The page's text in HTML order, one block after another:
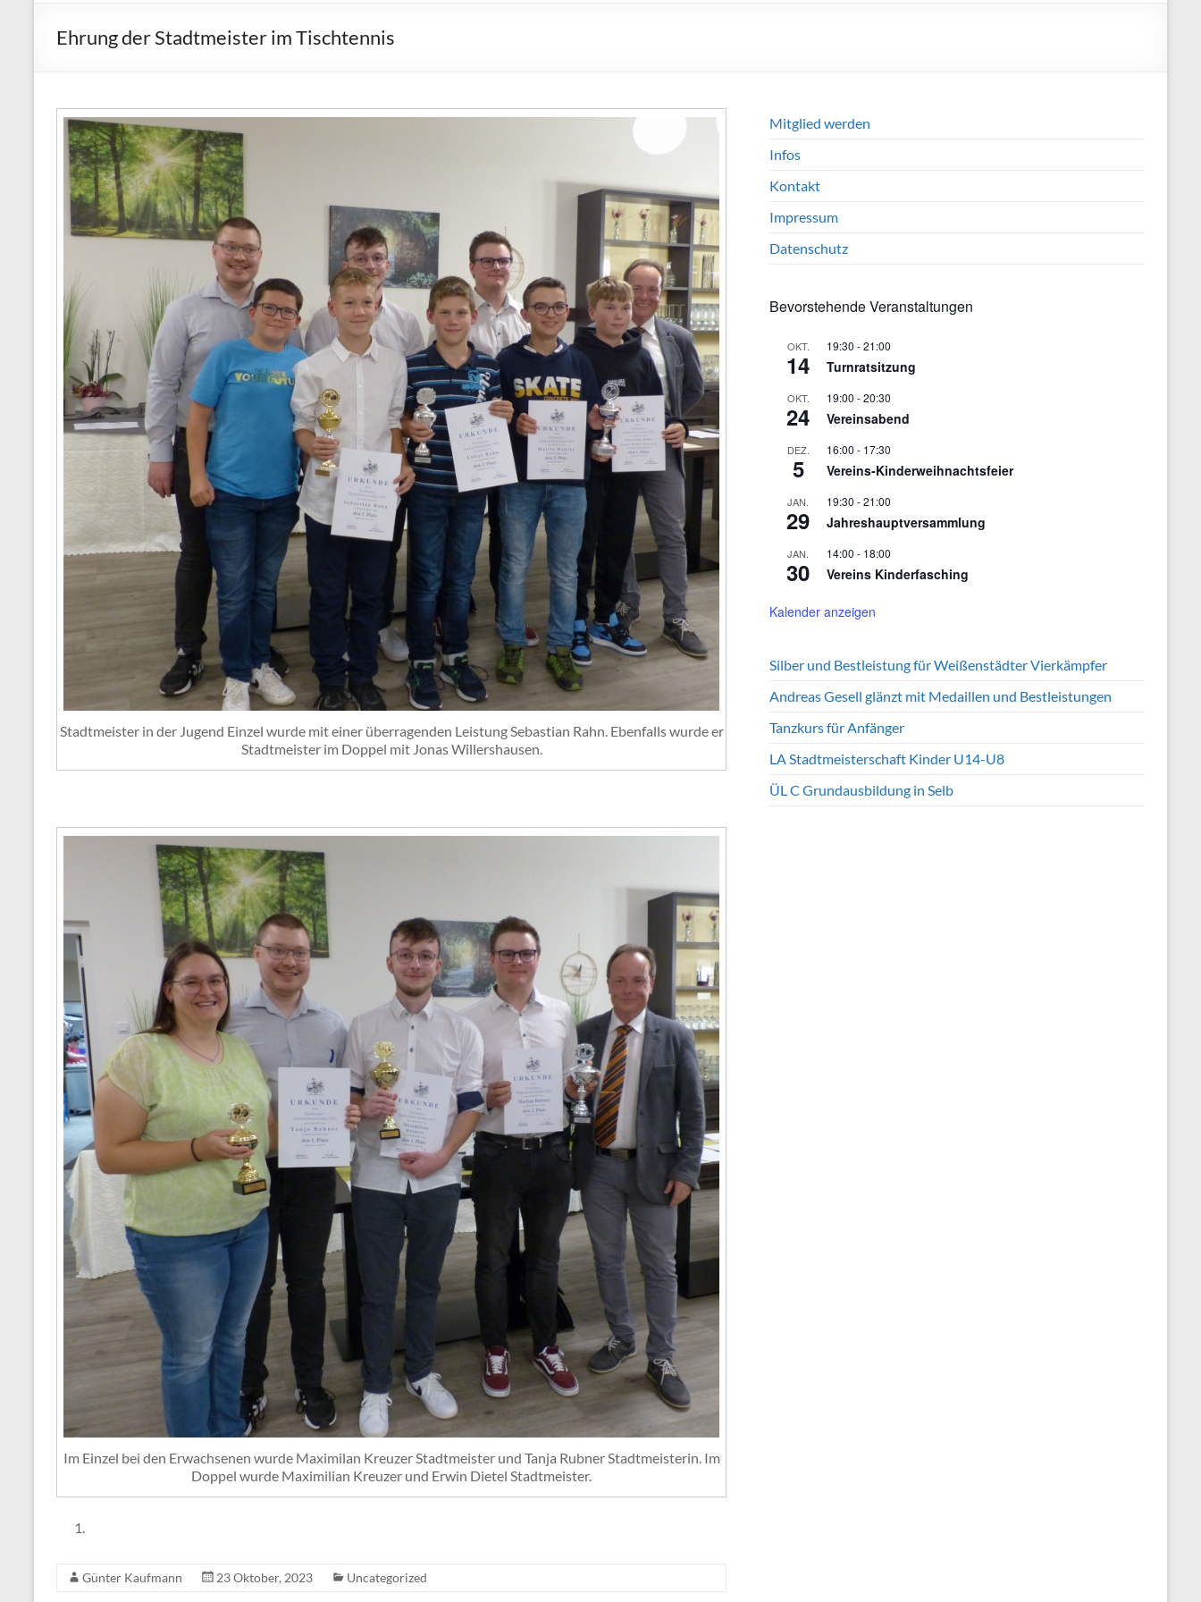
Weißenstadt
Ehrung der Stadtmeister im Tischtennis
Stadtmeister in der Jugend Einzel wurde mit einer überragenden Leistung Sebastian Rahn. Ebenfalls wurde er
Stadtmeister im Doppel mit Jonas Willershausen.
Im Einzel bei den Erwachsenen wurde Maximilan Kreuzer Stadtmeister und Tanja Rubner Stadtmeisterin. Im
Doppel wurde Maximilian Kreuzer und Erwin Dietel Stadtmeister.
Günter Kaufmann 23 Oktober, 2023 Uncategorized
Mitglied werden
Infos
Kontakt
Impressum
Datenschutz
Bevorstehende Veranstaltungen
OKT.
14
19:30 -21:00
Turnratsitzung
OKT.
24
19:00 -20:30
Vereinsabend
DEZ.
5
16:00 - 17:30
Vereins-Kinderweihnachtsfeier
JAN.
29
19:30 -21:00
Jahreshauptversammlung
JAN.
30
14:00 - 18:00
Vereins Kinderfasching
Kalender anzeigen
Silber und Bestleistung für Weißenstädter Vierkämpfer
Andreas Gesell glänzt mit Medaillen und Bestleistungen
Tanzkurs für Anfänger
LA Stadtmeisterschaft Kinder U14-U8
ÜL C Grundausbildung in Selb